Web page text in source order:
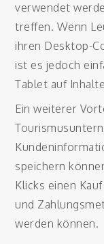
verwendet
treffen. Wenn
ihren Desktop-
ist es jedoch
Tablet auf
Ein weiterer
speichern
Klicks einen
und
werden können.